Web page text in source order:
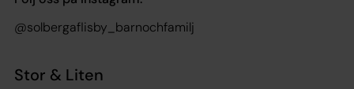
@solbergaflisby_barnochfamilj
Stor & Liten